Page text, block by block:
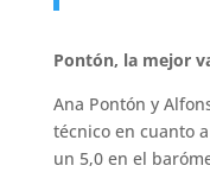
Pontón, la mejor
Ana Pontón y
técnico en cuanto
un 5,0 en el